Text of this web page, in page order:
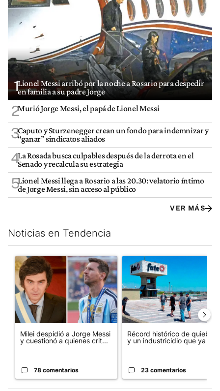
1Lionel Messi arribó por la noche a Rosario para despedir
en familia a su padre Jorge
2Murió Jorge Messi, el papá de Lionel Messi
3Caputo y Sturzenegger crean un fondo para indemnizar y
“ganar” sindicatos aliados
4La Rosada busca culpables después de la derrota en el
Senado y recalcula su estrategia
5Lionel Messi llega a Rosario a las 20.30: velatorio íntimo
de Jorge Messi, sin acceso al público
VER MÁS
Noticias en Tendencia
Este listado muestra los artículos con más comentarios en los
Un artículo de tendencia con el título "Milei despidió a Jorge
Milei despidió a Jorge Messi
y cuestionó a quienes crit...
78 comentarios
Un artículo de tendencia con
Récord histórico de quiebras
y un industricidio que ya ...
23 comentarios